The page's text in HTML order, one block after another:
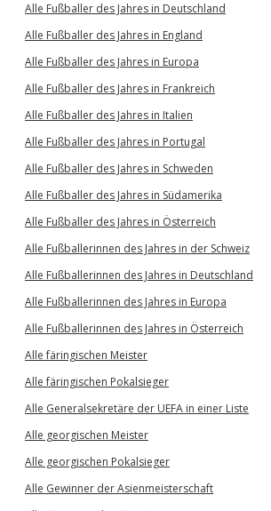
Alle Fußballer des Jahres in Deutschland
Alle Fußballer des Jahres in England
Alle Fußballer des Jahres in Europa
Alle Fußballer des Jahres in Frankreich
Alle Fußballer des Jahres in Italien
Alle Fußballer des Jahres in Portugal
Alle Fußballer des Jahres in Schweden
Alle Fußballer des Jahres in Südamerika
Alle Fußballer des Jahres in Österreich
Alle Fußballerinnen des Jahres in der Schweiz
Alle Fußballerinnen des Jahres in Deutschland
Alle Fußballerinnen des Jahres in Europa
Alle Fußballerinnen des Jahres in Österreich
Alle färingischen Meister
Alle färingischen Pokalsieger
Alle Generalsekretäre der UEFA in einer Liste
Alle georgischen Meister
Alle georgischen Pokalsieger
Alle Gewinner der Asienmeisterschaft